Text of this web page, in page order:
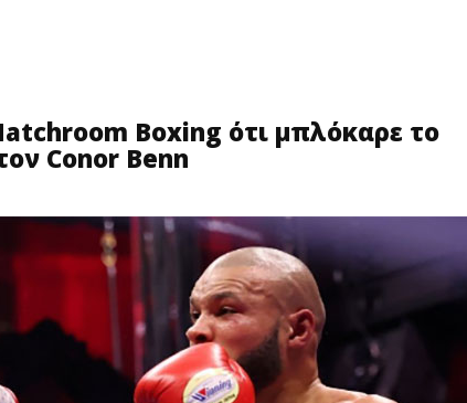
Boxing ότι μπλόκαρε το
Conor Benn